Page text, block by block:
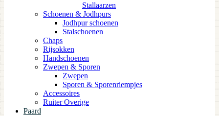
Stallaarzen
Schoenen & Jodhpurs
Jodhpur schoenen
Stalschoenen
Chaps
Rijsokken
Handschoenen
Zwepen & Sporen
Zwepen
Sporen & Sporenriempjes
Accessoires
Ruiter Overige
Paard